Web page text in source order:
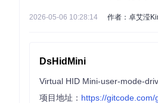
2026-05-06 10:28:14 作者：卓艾滢
DsHidMini
Virtual HID Mini-user-mode-
项目地址： https://